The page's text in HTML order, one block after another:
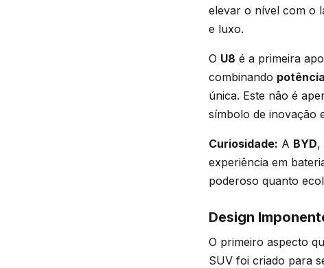
elevar o nível com o
e luxo.
O U8 é a primeira
combinando
única. Este não é
símbolo de inovação
Curiosidade: A BYD,
experiência em
poderoso quanto
Design
O primeiro aspecto
SUV foi criado para